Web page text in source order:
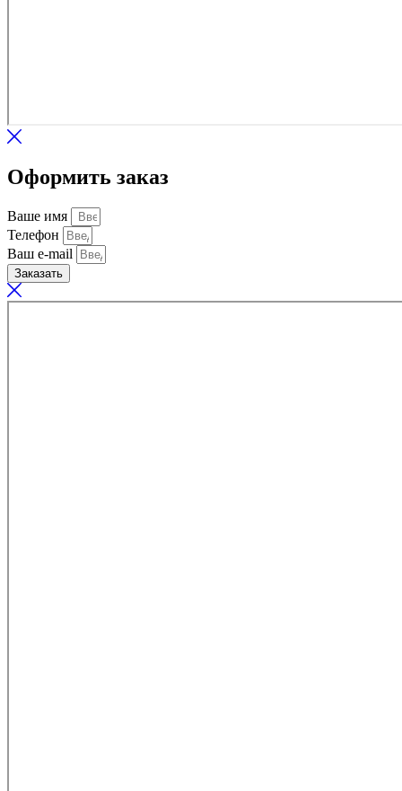
Оформить заказ
Ваше имя
Телефон
Ваш e-mail
Заказать